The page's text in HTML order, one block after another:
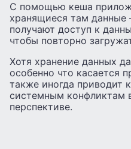
С помощью кеша
хранящиеся там данные
получают доступ к
чтобы повторно
Хотя хранение данных
особенно что касается
также иногда приводит
системным конфликтам
перспективе.